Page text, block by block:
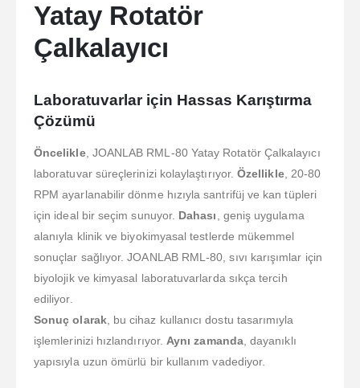
Yatay Rotatör
Çalkalayıcı
Laboratuvarlar için Hassas Karıştırma
Çözümü
Öncelikle, JOANLAB RML-80 Yatay Rotatör Çalkalayıcı
laboratuvar süreçlerinizi kolaylaştırıyor.Özellikle, 20-80
RPM ayarlanabilir dönme hızıyla santrifüj ve kan tüpleri
için ideal bir seçim sunuyor. Dahası, geniş uygulama
alanıyla klinik ve biyokimyasal testlerde mükemmel
sonuçlar sağlıyor. JOANLAB RML-80, sıvı karışımlar için
biyolojik ve kimyasal laboratuvarlarda sıkça tercih
ediliyor.
Sonuç olarak, bu cihaz kullanıcı dostu tasarımıyla
işlemlerinizi hızlandırıyor.Aynı zamanda, dayanıklı
yapısıyla uzun ömürlü bir kullanım vadediyor.